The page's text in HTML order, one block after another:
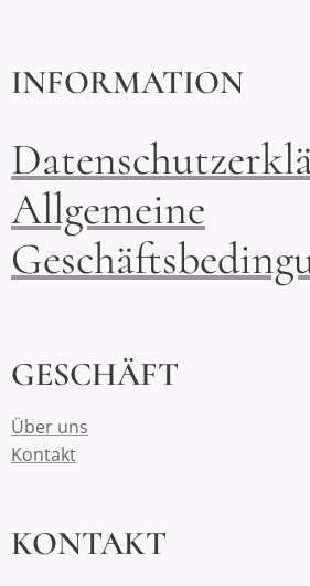
INFORMATION
Allgemeine
GESCHÄFT
Über uns
Kontakt
KONTAKT